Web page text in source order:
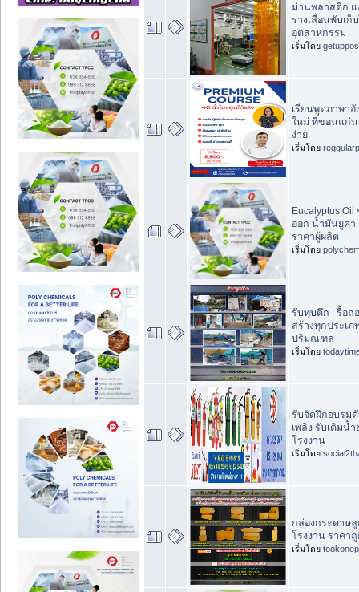
ม่านพลาสติก
รางเลื่อนพับเก็
อุตสาหกรรม
เริ่มโดย
เรียนพูดภาษา
ใหม่ ที่ขอนแก่น
ง่าย
เริ่มโดย
Eucalyptus
ออก น้ำมันยูคา
ราคาผู้ผลิต
เริ่มโดย
รับทุบตึก | รื้อถ
สร้างทุกประเภ
ปริมณฑล
เริ่มโดย
รับจัดฝึกอบรม
เพลิง รับเติมน้
โรงงาน
เริ่มโดย
กล่องกระดาษ
โรงงาน ราคา
เริ่มโดย